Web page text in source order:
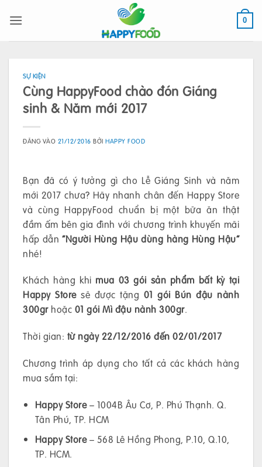
qua
0
SỰ KIỆN
Cùng HappyFood chào đón Giáng
sinh & Năm mới 2017
ĐĂNG VÀO 21/12/2016 BỞIHAPPY FOOD
Bạn đã có ý tưởng gì cho Lễ Giáng Sinh và năm
mới 2017 chưa? Hãy nhanh chân đến Happy Store
và cùng HappyFood chuẩn bị một bữa ăn thật
đầm ấm bên gia đình với chương trình khuyến mãi
hấp dẫn“Người Hùng Hậu dùng hàng Hùng Hậu”
nhé!
Khách hàng khi mua 03 gói sản phẩm bất kỳ tại
Happy Storesẽ được tặng 01 gói Bún đậu nành
300grhoặc 01 gói Mì đậu nành 300gr.
Thời gian: từ ngày 22/12/2016 đến 02/01/2017
Chương trình áp dụng cho tất cả các khách hàng
mua sắm tại:
Happy Store– 1004B Âu Cơ, P. Phú Thạnh. Q.
Tân Phú, TP. HCM
Happy Store– 568 Lê Hồng Phong, P.10, Q.10,
TP. HCM.